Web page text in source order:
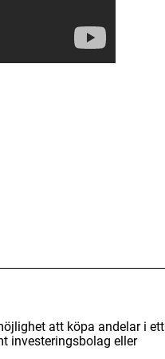
att köpa andelar i ett
investeringsbolag eller